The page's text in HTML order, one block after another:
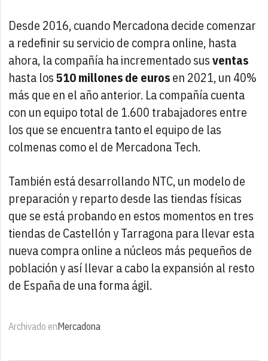
Desde 2016, cuando Mercadona decide comenzar
a redefinir su servicio de compra online, hasta
ahora, la compañía ha incrementado susventas
hasta los510 millones de eurosen 2021, un 40%
más que en el año anterior. La compañía cuenta
con un equipo total de 1.600 trabajadores entre
los que se encuentra tanto el equipo de las
colmenas como el de Mercadona Tech.
También está desarrollando NTC, un modelo de
preparación y reparto desde las tiendas físicas
que se está probando en estos momentos en tres
tiendas de Castellón y Tarragona para llevar esta
nueva compra online a núcleos más pequeños de
población y así llevar a cabo la expansión al resto
de España de una forma ágil.
Archivado enMercadona